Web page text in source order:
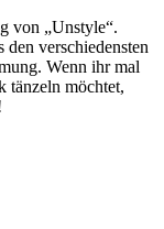
von „Unstyle“.
verschiedensten
Wenn ihr mal
tänzeln möchtet,